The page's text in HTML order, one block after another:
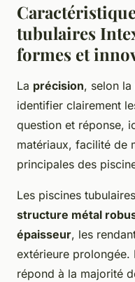
tubulaires
formes et
La précision, selon la
identifier clairement
question et réponse,
matériaux, facilité de
principales des
Les piscines
structure métal
épaisseur, les
extérieure prolongée.
répond à la majorité